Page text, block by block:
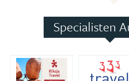
Specialisten